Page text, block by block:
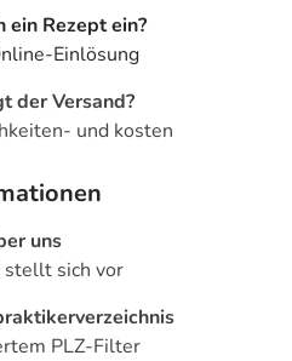
ein Rezept ein?
Einlösung
der Versand?
und kosten
uns
stellt sich vor
PLZ-Filter